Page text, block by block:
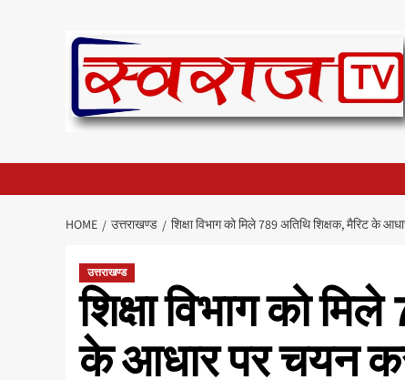
HOME उत्तराखण्ड शिक्षा विभाग को मिले 789 अतिथि शिक्षक, मैरिट के
उत्तराखण्ड
शिक्षा विभाग को
के आधार पर चयन